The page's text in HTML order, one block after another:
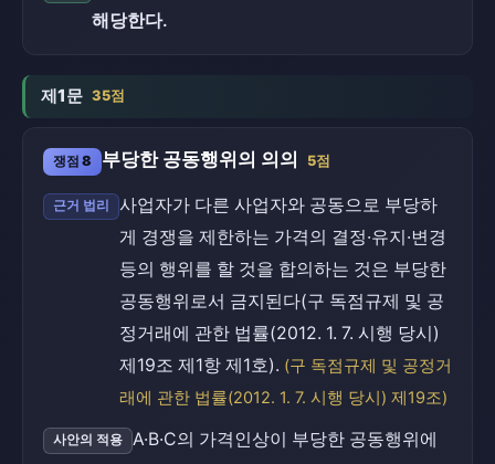
해당한다.
제1문 35점
쟁점 8 부당한 공동행위의 의의 5점
근거 법리
사업자가 다른 사업자와 공동으로 부당하
게 경쟁을 제한하는 가격의 결정·유지·변경
등의 행위를 할 것을 합의하는 것은 부당한
공동행위로서 금지된다(구 독점규제 및 공
정거래에 관한 법률(2012. 1. 7. 시행 당시)
제19조 제1항 제1호). (구 독점규제 및 공정거
래에 관한 법률(2012. 1. 7. 시행 당시) 제19조)
사안의 적용
A·B·C의 가격인상이 부당한 공동행위에